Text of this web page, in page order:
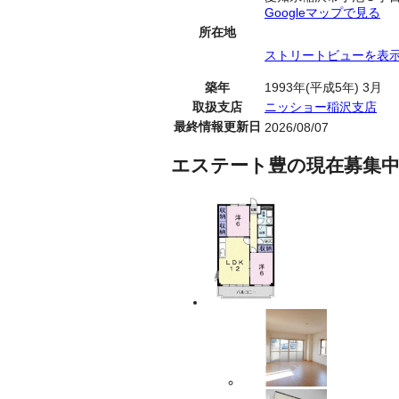
所在地
Googleマップで見る
ストリートビューを表
築年
1993年(平成5年) 3月
取扱支店
ニッショー稲沢支店
最終情報更新日 2026/08/07
エステート豊の現在募集